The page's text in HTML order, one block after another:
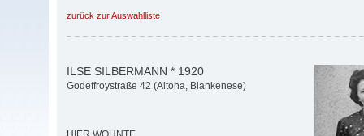
zurück zur Auswahlliste
ILSE SILBERMANN * 1920
Godeffroystraße 42 (Altona, Blankenese)